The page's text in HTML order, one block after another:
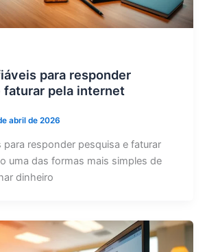
​​para responder
faturar pela internet
abril de 2026
para responder pesquisa e faturar
uma das formas mais simples de
dinheiro